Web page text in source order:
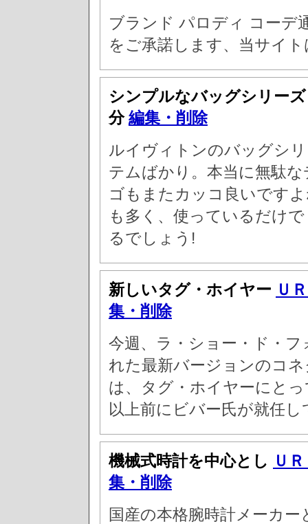
ブランド パロディ コーデ
をご承諾します、当サイ
シンプルなバッグシリー
分編集・削除
ルイヴィトンのバッグシ
テムばかり。本当に無駄
ゴもまたカッコ良いです
も多く、使っているだけ
るでしょう!
新しいタグ・ホイヤー Ｕ
集・削除
今週、ラ・ショー・ド・
れた最新バージョンのコ
は、タグ・ホイヤーにと
以上前にビバー氏が就任
機械式時計を中心とし Ｕ
集・削除
国産の本格腕時計メーカ